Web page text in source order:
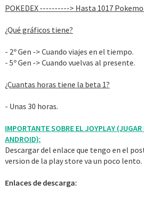
POKEDEX ----------> Hasta 1017
¿Qué gráficos tiene?
- 2º Gen -> Cuando viajes en el tiempo.
- 5º Gen -> Cuando vuelvas al presente.
¿Cuantas horas tiene la beta 1?
- Unas 30 horas.
IMPORTANTE SOBRE EL JOYPLAY
ANDROID):
Descargar del enlace que tengo en el
version de la play store va un poco lento.
Enlaces de descarga: